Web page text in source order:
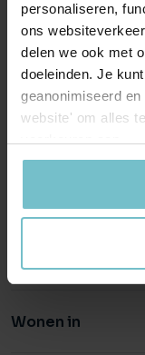
personaliseren,
ons
delen we ook met
doeleinden. Je
geanonimiseerd
website' om alles
Onze
Helmond
Hoofdstraat 155
info@heuvel.nl
Wonen in